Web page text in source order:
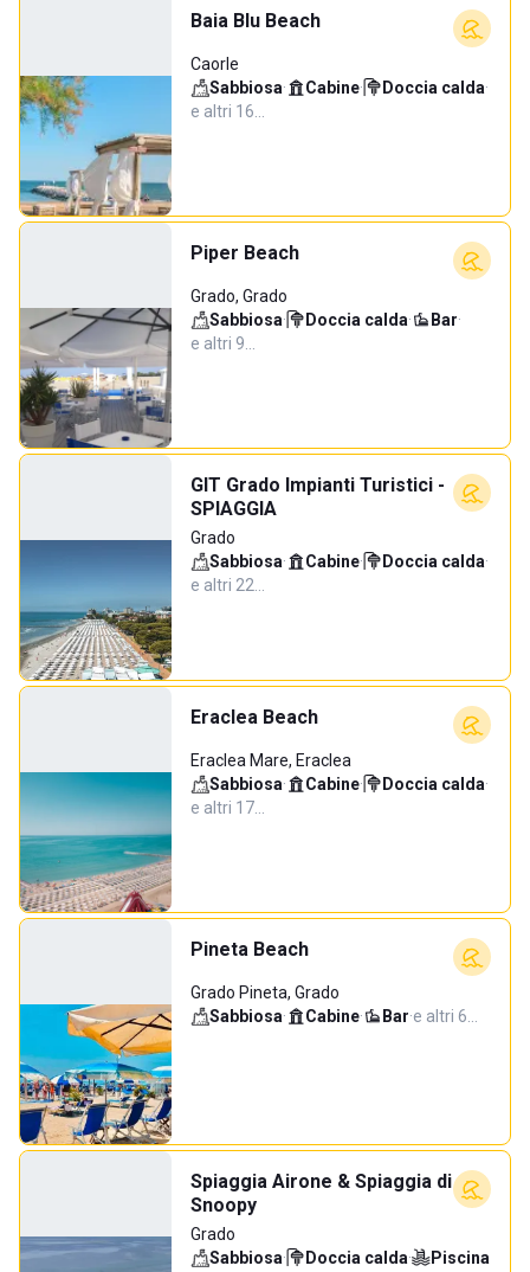
Baia Blu Beach
Caorle
Sabbiosa· Cabine· Doccia calda·
e altri 16…
Piper Beach
Grado, Grado
Sabbiosa· Doccia calda· Bar·
e altri 9…
GIT Grado Impianti Turistici -
SPIAGGIA
Grado
Sabbiosa· Cabine· Doccia calda·
e altri 22…
Eraclea Beach
Eraclea Mare, Eraclea
Sabbiosa· Cabine· Doccia calda·
e altri 17…
Pineta Beach
Grado Pineta, Grado
Sabbiosa· Cabine· Bar·e altri 6…
Spiaggia Airone & Spiaggia di
Snoopy
Grado
Sabbiosa· Doccia calda· Piscina